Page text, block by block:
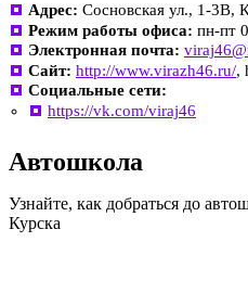
Адрес: Сосновская ул., 1-3В,
Режим работы офиса: пн-пт
Электронная почта:
Сайт: http://www.virazh46.ru/,
Социальные сети:
https://vk.com/viraj46
Автошкола
Узнайте, как добраться до
Курска